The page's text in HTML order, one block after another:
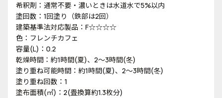
希釈剤：通常不要・濃いときは水道水で5%以内
塗回数：1回塗り（鉄部は2回）
建築基準法対応製品：F☆☆☆☆
色：フレンチカフェ
容量(L)：0.2
乾燥時間：約1時間(夏)、2～3時間(冬)
塗り重ね可能時間：約1時間(夏)、2～3時間(冬)
塗り重ね回数：1
塗布面積(㎡)：2(畳換算約1.3枚分)